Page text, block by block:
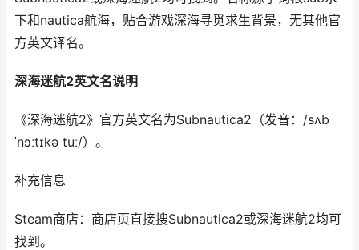
下和nautica航海，贴合游戏深海寻觅求生背景，无其他官
方英文译名。
深海迷航2英文名说明
《深海迷航2》官方英文名为Subnautica2（发音：/sʌb
ˈnɔːtɪkə tuː/）。
补充信息
Steam商店：商店页直接搜Subnautica2或深海迷航2均可
找到。